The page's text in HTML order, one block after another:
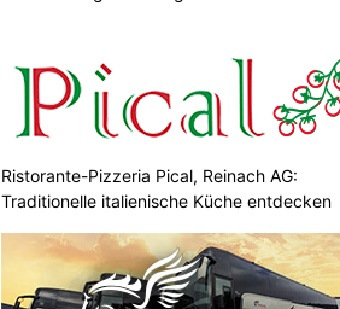
Ristorante-Pizzeria Pical, Reinach AG:
Traditionelle italienische Küche entdecken